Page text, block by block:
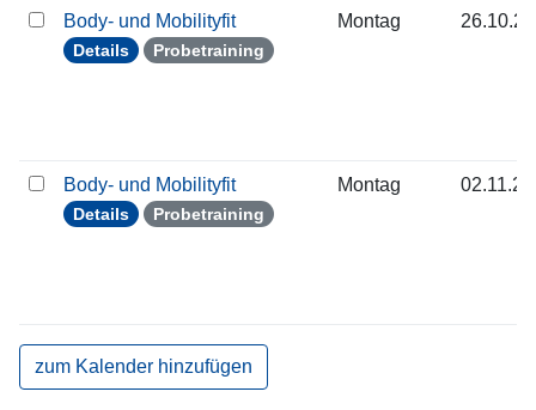
Body- und Mobilityfit
Details Probetraining
Montag
Body- und Mobilityfit
Details Probetraining
Montag
zum Kalender hinzufügen